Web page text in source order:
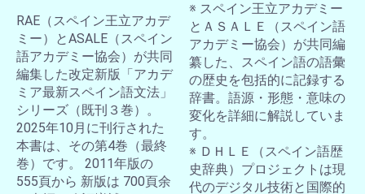
RAE（スペイン王立アカデ
ミー）とASALE（スペイン
語アカデミー協会）が共同
編集した改定新版「アカデ
ミア最新スペイン語文法」
シリーズ（既刊３巻）。
2025年10月に刊行された
本書は、その第4巻（最終
巻）です。 2011年版の
555頁から 新版は 700頁余
※ スペイン王立アカデミー
とＡＳＡＬＥ（スペイン語
アカデミー協会）が共同編
纂した、スペイン語の語彙
の歴史を包括的に記録する
辞書。語源・形態・意味の
変化を詳細に解説していま
す。
※ ＤＨＬＥ（スペイン語歴
史辞典）プロジェクトは現
代のデジタル技術と国際的